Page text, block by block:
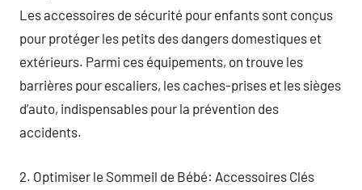
Les accessoires de sécurité pour enfants sont conçus
pour protéger les petits des dangers domestiques et
extérieurs. Parmi ces équipements, on trouve les
barrières pour escaliers, les caches-prises et les sièges
d’auto, indispensables pour la prévention des
accidents.
2. Optimiser le Sommeil de Bébé: Accessoires Clés